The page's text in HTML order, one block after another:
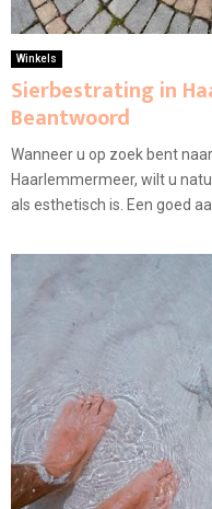
Winkels
Sierbestrating in
Beantwoord
Wanneer u op zoek bent
Haarlemmermeer, wilt u
als esthetisch is. Een goed